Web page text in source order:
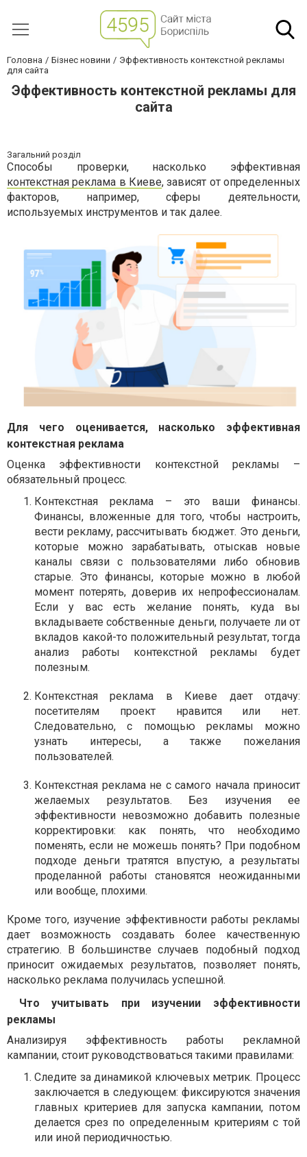
Головна Бізнес новини
Эффективность контекстной рекламы
для сайта
Эффективность контекстной рекламы для
сайта
Загальний розділ
Способы проверки, насколько эффективная
контекстная реклама в Киеве, зависят от определенных
факторов, например, сферы деятельности,
используемых инструментов и так далее.
Для чего оценивается, насколько эффективная
контекстная реклама
Оценка эффективности контекстной рекламы –
обязательный процесс.
Контекстная реклама – это ваши финансы.
Финансы, вложенные для того, чтобы настроить,
вести рекламу, рассчитывать бюджет. Это деньги,
которые можно зарабатывать, отыскав новые
каналы связи с пользователями либо обновив
старые. Это финансы, которые можно в любой
момент потерять, доверив их непрофессионалам.
Если у вас есть желание понять, куда вы
вкладываете собственные деньги, получаете ли от
вкладов какой-то положительный результат, тогда
анализ работы контекстной рекламы будет
полезным.
Контекстная реклама в Киеве дает отдачу:
посетителям проект нравится или нет.
Следовательно, с помощью рекламы можно
узнать
интересы, а также пожелания
пользователей.
Контекстная реклама не с самого начала приносит
желаемых результатов. Без изучения ее
эффективности невозможно добавить полезные
корректировки: как понять, что необходимо
поменять, если не можешь понять? При подобном
подходе деньги тратятся впустую, а результаты
проделанной работы становятся неожиданными
или вообще, плохими.
Кроме того, изучение эффективности работы рекламы
дает возможность создавать более качественную
стратегию. В большинстве случаев подобный подход
приносит ожидаемых результатов, позволяет понять,
насколько реклама получилась успешной.
Что учитывать при изучении эффективности
рекламы
Анализируя эффективность работы рекламной
кампании, стоит руководствоваться такими правилами:
Следите за динамикой ключевых метрик. Процесс
заключается в следующем: фиксируются значения
главных критериев для запуска кампании, потом
делается срез по определенным критериям с той
или иной периодичностью.